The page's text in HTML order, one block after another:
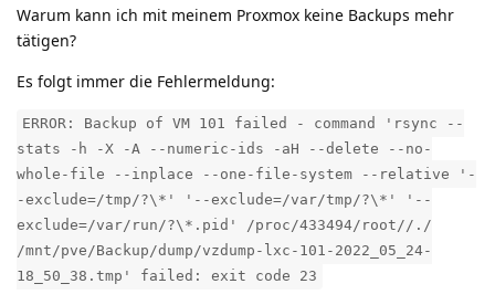
Warum kann ich mit meinem Proxmox keine Backups mehr
tätigen?
Es folgt immer die Fehlermeldung:
ERROR: Backup of VM 101 failed - command 'rsync --
stats -h -X -A --numeric-ids -aH --delete --no-
whole-file --inplace --one-file-system --relative '-
-exclude=/tmp/?\*' '--exclude=/var/tmp/?\*' '--
exclude=/var/run/?\*.pid' /proc/433494/root//./
/mnt/pve/Backup/dump/vzdump-lxc-101-2022_05_24-
18_50_38.tmp' failed: exit code 23